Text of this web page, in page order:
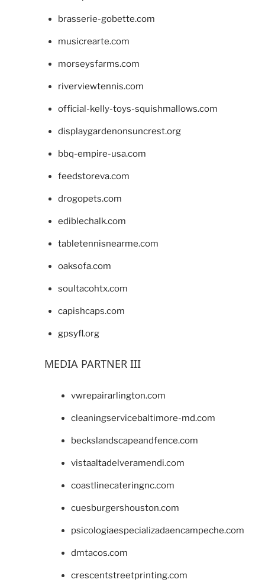
brasserie-gobette.com
musicrearte.com
morseysfarms.com
riverviewtennis.com
official-kelly-toys-squishmallows.com
displaygardenonsuncrest.org
bbq-empire-usa.com
feedstoreva.com
drogopets.com
ediblechalk.com
tabletennisnearme.com
oaksofa.com
soultacohtx.com
capishcaps.com
gpsyfl.org
MEDIA PARTNER III
vwrepairarlington.com
cleaningservicebaltimore-md.com
beckslandscapeandfence.com
vistaaltadelveramendi.com
coastlinecateringnc.com
cuesburgershouston.com
psicologiaespecializadaencampeche.com
dmtacos.com
crescentstreetprinting.com